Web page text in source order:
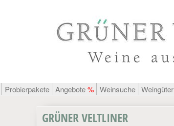
Probierpakete Angebote% Weinsuche Weingüter
GRÜNER VELTLINER